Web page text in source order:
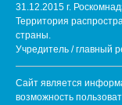
31.12.2015 г.
Территория
страны.
Учредитель / главный
Сайт является
возможность